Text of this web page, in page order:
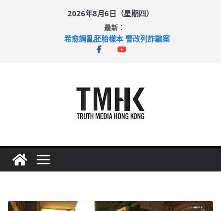
2026年8月6日（星期四）
最新：
希愈調亂胚胎樣本 警改列詐騙案
足球盛會次場激戰 祖雲達斯挫車路士